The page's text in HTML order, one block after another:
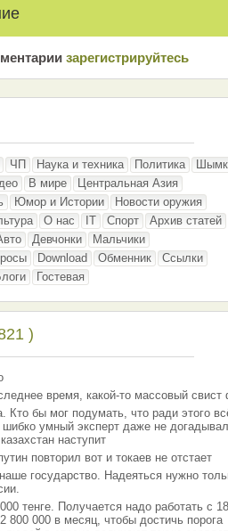
зарeгиcтрирyйтeсь
ЧП Наука и техника Политика
В мире
Центральная Азия
Юмор и Истории
Новости оружия
О нас IT Спорт
Архив статей
Девчонки
Мальчики
Download Обменник
Ссылки
Гостевая
)
время, какой-то массовый свист
бы мог подумать, что ради этого
умный эксперт даже не
наступит
повторил вот и токаев не отстает
государство. Надеяться нужно
тенге. Получается надо работать с
800 000 в месяц, чтобы достичь порога